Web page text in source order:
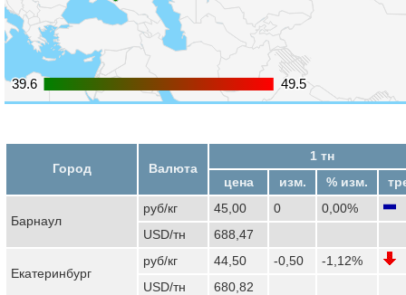
39.6
39.6 49.5
49.5
Город Валюта
1 тн
цена
изм. % изм.
Барнаул
руб/кг 45,00 0
0,00%
USD/тн
688,47
Екатеринбург
руб/кг 44,50 -0,50
-1,12%
USD/тн
680,82